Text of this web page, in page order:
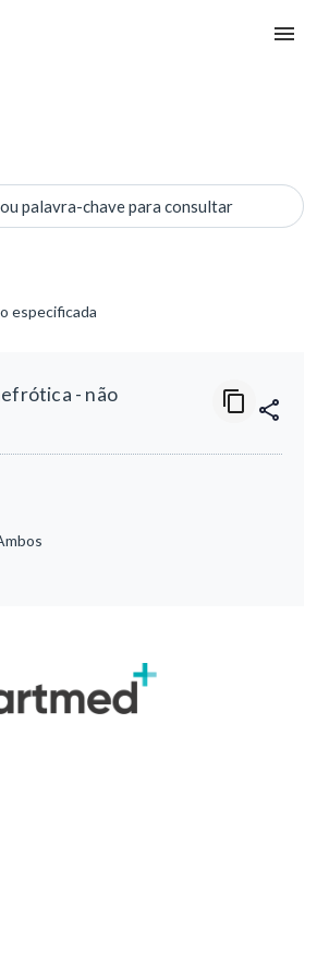
palavra-chave para consultar
especificada
- não